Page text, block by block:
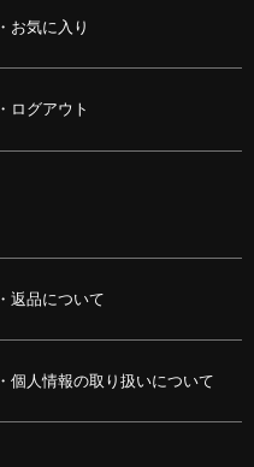
お気に入り
ログアウト
返品について
個人情報の取り扱いについて